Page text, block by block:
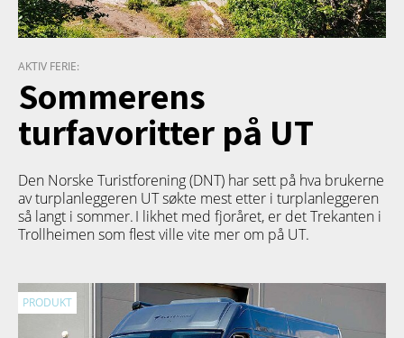
AKTIV FERIE:
Sommerens
turfavoritter på UT
Den Norske Turistforening (DNT) har sett på hva brukerne
av turplanleggeren UTsøkte mest etter i turplanleggeren
så langt i sommer. I likhet med fjoråret, er det Trekanten i
Trollheimen som flest ville vite mer om på UT.
PRODUKT